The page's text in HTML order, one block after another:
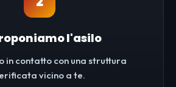
l'asilo
in contatto con una struttura
vicino a te.